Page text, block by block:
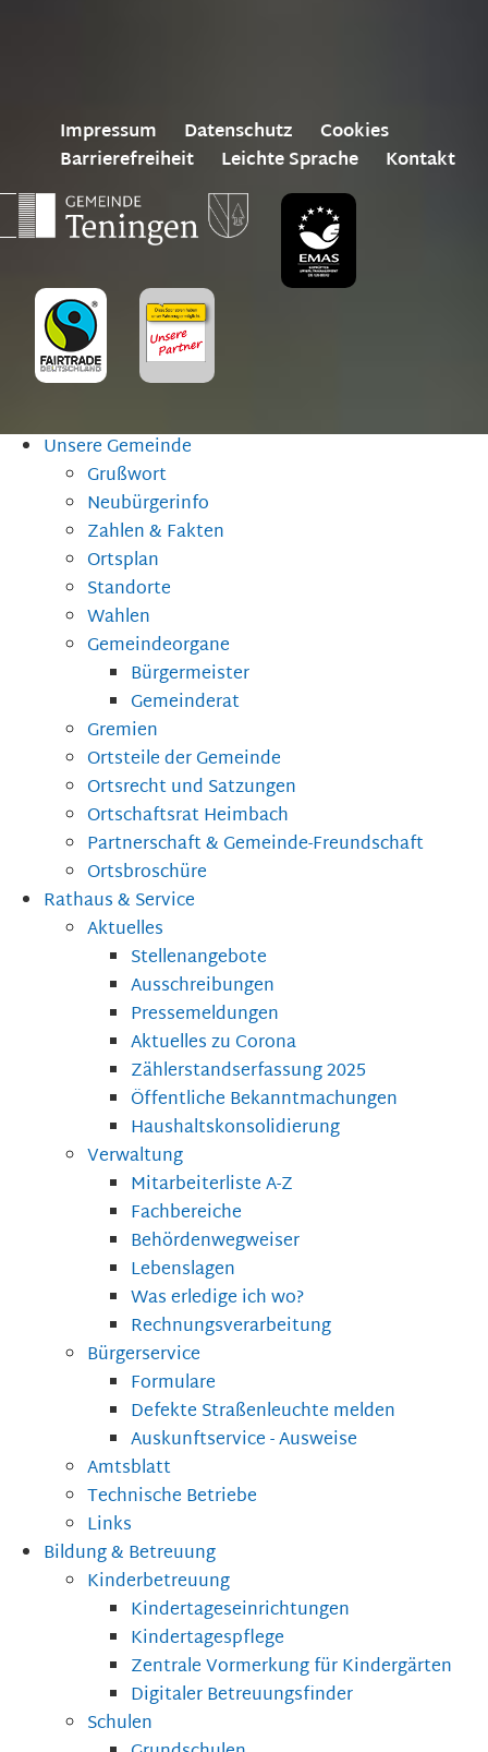
Impressum Datenschutz
Cookies
Barrierefreiheit
Leichte Sprache Kontakt
Unsere Gemeinde
Grußwort
Neubürgerinfo
Zahlen & Fakten
Ortsplan
Standorte
Wahlen
Gemeindeorgane
Bürgermeister
Gemeinderat
Gremien
Ortsteile der Gemeinde
Ortsrecht und Satzungen
Ortschaftsrat Heimbach
Partnerschaft & Gemeinde-Freundschaft
Ortsbroschüre
Rathaus & Service
Aktuelles
Stellenangebote
Ausschreibungen
Pressemeldungen
Aktuelles zu Corona
Zählerstandserfassung 2025
Öffentliche Bekanntmachungen
Haushaltskonsolidierung
Verwaltung
Mitarbeiterliste A-Z
Fachbereiche
Behördenwegweiser
Lebenslagen
Was erledige ich wo?
Rechnungsverarbeitung
Bürgerservice
Formulare
Defekte Straßenleuchte melden
Auskunftservice - Ausweise
Amtsblatt
Technische Betriebe
Links
Bildung & Betreuung
Kinderbetreuung
Kindertageseinrichtungen
Kindertagespflege
Zentrale Vormerkung für Kindergärten
Digitaler Betreuungsfinder
Schulen